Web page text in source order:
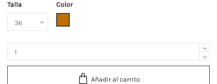
Talla
Color
Añadir al carrito